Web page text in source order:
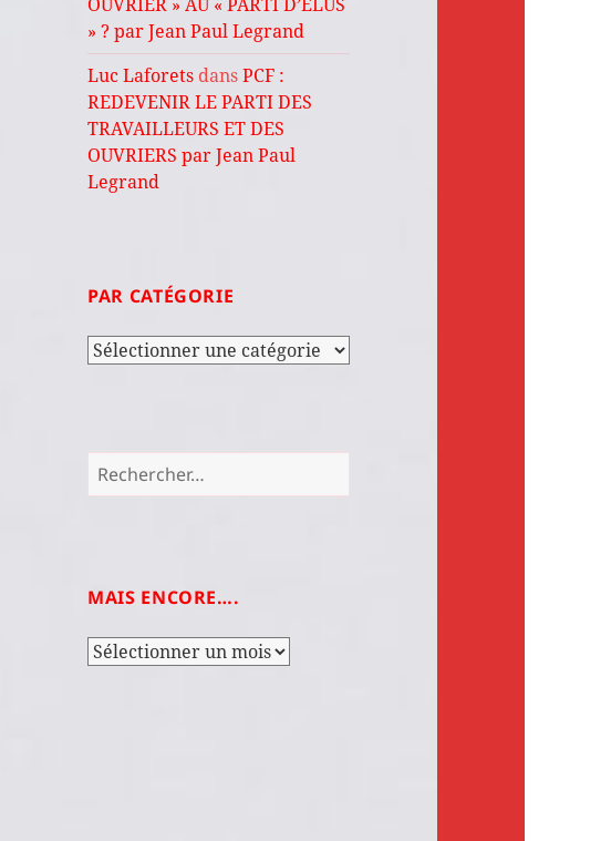
» ? par Jean Paul Legrand
Luc Laforets dansPCF :
REDEVENIR LE PARTI DES
TRAVAILLEURS ET DES
OUVRIERS par Jean Paul
Legrand
PAR CATÉGORIE
Par
Rechercher :
MAIS ENCORE….
Mais